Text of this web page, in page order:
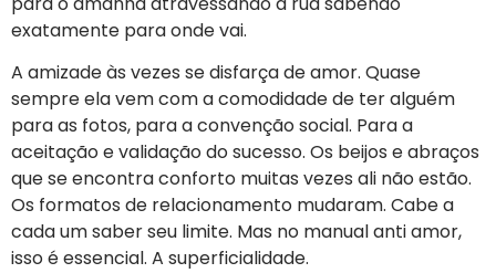
exatamente para onde vai.
A amizade às vezes se disfarça de amor. Quase
sempre ela vem com a comodidade de ter alguém
para as fotos, para a convenção social. Para a
aceitação e validação do sucesso. Os beijos e abraços
que se encontra conforto muitas vezes ali não estão.
Os formatos de relacionamento mudaram. Cabe a
cada um saber seu limite. Mas no manual anti amor,
isso é essencial. A superficialidade.